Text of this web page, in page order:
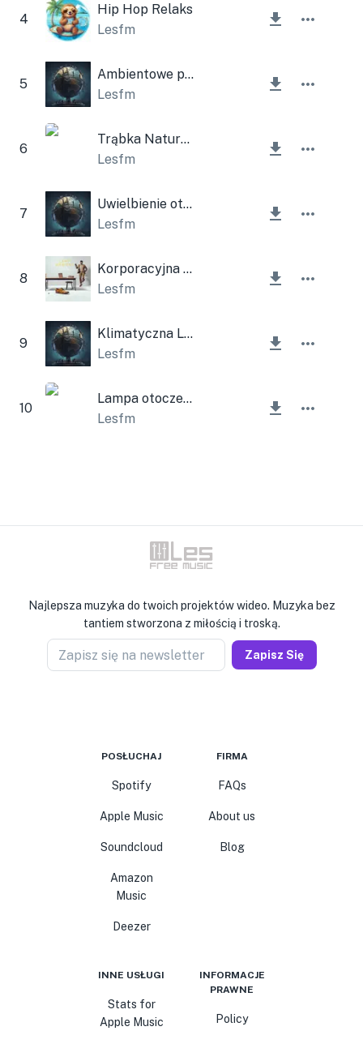
4
Hip Hop Relaks
Lesfm
5
Ambientowe pianino
Lesfm
6
Trąbka Naturowa Nastrojowa
Lesfm
7
Uwielbienie otoczenia
Lesfm
8
Korporacyjna lampa wyciszająca do gitary
Lesfm
9
Klimatyczna Lampa
Lesfm
10
Lampa otoczenia
Lesfm
Najlepsza muzyka do twoich projektów wideo. Muzyka bez
tantiem stworzona z miłością i troską.
Zapisz się na newsletter Zapisz Się
POSŁUCHAJ
Spotify
Apple Music
Soundcloud
Amazon
Music
Deezer
FIRMA
FAQs
About us
Blog
INNE USŁUGI
Stats for
Apple Music
INFORMACJE
PRAWNE
Policy